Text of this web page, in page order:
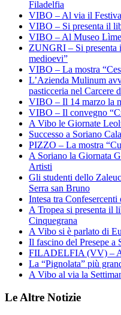
Filadelfia
VIBO – Al via il
VIBO – Si presenta il
VIBO – Al Museo
ZUNGRI – Si presenta
medioevi”
VIBO – La mostra
L’Azienda Mulinum
pasticceria nel Carcere
VIBO – Il 14 marzo la
VIBO – Il convegno
A Vibo le Giornate
Successo a Soriano
PIZZO – La mostra
A Soriano la Giornata
Artisti
Gli studenti dello
Serra san Bruno
Intesa tra
A Tropea si presenta il
Cinquegrana
A Vibo si è parlato di
Il fascino del Presepe a
FILADELFIA (VV) – A
La “Pignolata” più
A Vibo al via la
Le Altre Notizie